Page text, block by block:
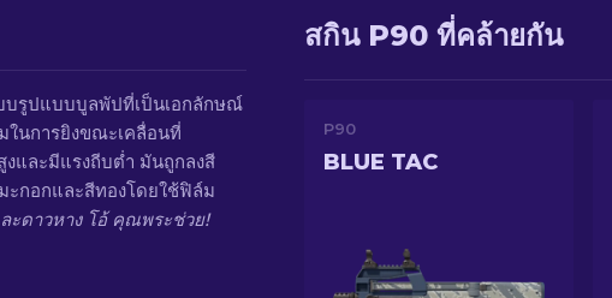
บรูปแบบบูลพัปที่เป็นเอกลักษณ์
ในการยิงขณะเคลื่อนที่
และมีแรงถีบต่ำ มันถูกลงสี
ะกอกและสีทองโดยใช้ฟิล์ม
ะดาวหาง โอ้ คุณพระช่วย!
สกิน P90 ที่คล้ายกัน
P90
BLUE TAC